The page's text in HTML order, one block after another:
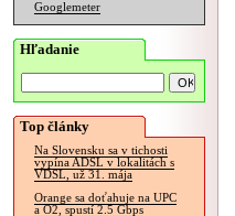
Googlemeter
Hľadanie
Top články
Na Slovensku sa v tichosti
vypína ADSL v lokalitách s
VDSL, už 31. mája
Orange sa doťahuje na UPC
a O2, spustí 2.5 Gbps